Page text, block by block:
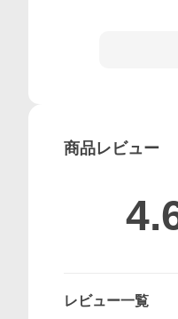
商品レビュー
レビュー一覧